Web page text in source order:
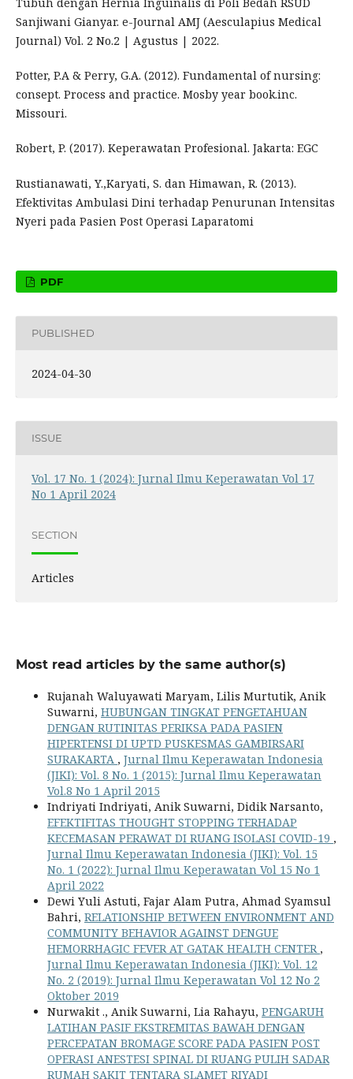
Tubuh dengan Hernia Inguinalis di Poli Bedah RSUD
Sanjiwani Gianyar. e-Journal AMJ (Aesculapius Medical
Journal) Vol. 2 No.2 | Agustus | 2022.
Potter, P.A & Perry, G.A. (2012). Fundamental of nursing:
consept. Process and practice. Mosby year book.inc.
Missouri.
Robert, P. (2017). Keperawatan Profesional. Jakarta: EGC
Rustianawati, Y.,Karyati, S. dan Himawan, R. (2013).
Efektivitas Ambulasi Dini terhadap Penurunan Intensitas
Nyeri pada Pasien Post Operasi Laparatomi
PDF
PUBLISHED
2024-04-30
ISSUE
Vol. 17 No. 1 (2024): Jurnal Ilmu Keperawatan Vol 17
No 1 April 2024
SECTION
Articles
Most read articles by the same author(s)
Rujanah Waluyawati Maryam, Lilis Murtutik, Anik
Suwarni, HUBUNGAN TINGKAT PENGETAHUAN
DENGAN RUTINITAS PERIKSA PADA PASIEN
HIPERTENSI DI UPTD PUSKESMAS GAMBIRSARI
SURAKARTA , Jurnal Ilmu Keperawatan Indonesia
(JIKI): Vol. 8 No. 1 (2015): Jurnal Ilmu Keperawatan
Vol.8 No 1 April 2015
Indriyati Indriyati, Anik Suwarni, Didik Narsanto,
EFEKTIFITAS THOUGHT STOPPING TERHADAP
KECEMASAN PERAWAT DI RUANG ISOLASI COVID-19 ,
Jurnal Ilmu Keperawatan Indonesia (JIKI): Vol. 15
No. 1 (2022): Jurnal Ilmu Keperawatan Vol 15 No 1
April 2022
Dewi Yuli Astuti, Fajar Alam Putra, Ahmad Syamsul
Bahri, RELATIONSHIP BETWEEN ENVIRONMENT AND
COMMUNITY BEHAVIOR AGAINST DENGUE
HEMORRHAGIC FEVER AT GATAK HEALTH CENTER ,
Jurnal Ilmu Keperawatan Indonesia (JIKI): Vol. 12
No. 2 (2019): Jurnal Ilmu Keperawatan Vol 12 No 2
Oktober 2019
Nurwakit ., Anik Suwarni, Lia Rahayu, PENGARUH
LATIHAN PASIF EKSTREMITAS BAWAH DENGAN
PERCEPATAN BROMAGE SCORE PADA PASIEN POST
OPERASI ANESTESI SPINAL DI RUANG PULIH SADAR
RUMAH SAKIT TENTARA SLAMET RIYADI